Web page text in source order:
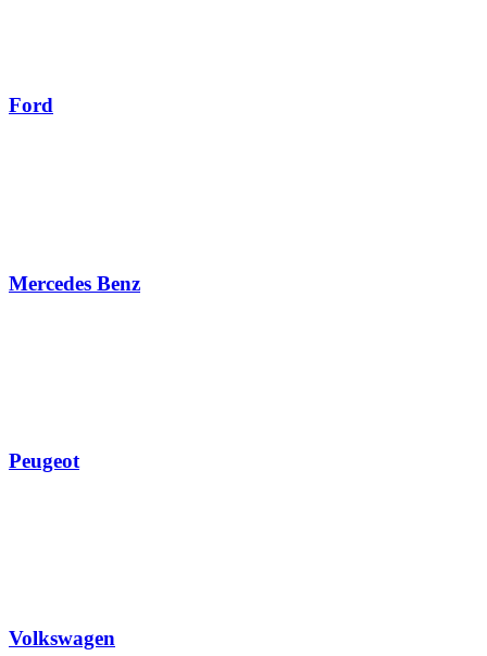
Ford
Mercedes Benz
Peugeot
Volkswagen